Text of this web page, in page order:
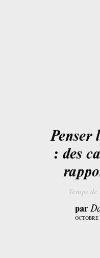
Penser
: des
Temps
par
OCTOBRE